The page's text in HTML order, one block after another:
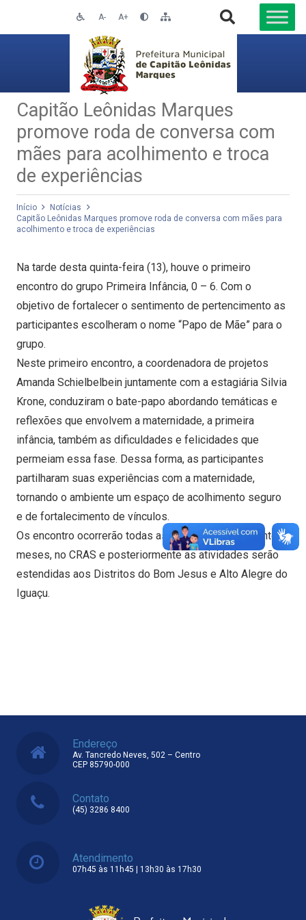
A- A+
Capitão Leônidas Marques
promove roda de conversa com
mães para acolhimento e troca
de experiências
Início
Notícias
Capitão Leônidas Marques promove roda de conversa com mães para
acolhimento e troca de experiências
Na tarde desta quinta-feira (13), houve o primeiro
encontro do grupo Primeira Infância, 0 – 6. Com o
objetivo de fortalecer o sentimento de pertencimento as
participantes escolheram o nome “Papo de Mãe” para o
grupo.
Neste primeiro encontro, a coordenadora de projetos
Amanda Schielbelbein juntamente com a estagiária Silvia
Krone, conduziram o bate-papo abordando temáticas e
reflexões que envolvem a maternidade, a primeira
infância, também as dificuldades e felicidades que
permeiam essa fase. Dessa forma, as participantes
partilharam suas experiências com a maternidade,
tornando o ambiente um espaço de acolhimento seguro
e de fortalecimento de vínculos.
Os encontro ocorrerão todas as quintas-feiras, durante 3
meses, no CRAS e posteriormente as atividades serão
estendidas aos Distritos do Bom Jesus e Alto Alegre do
Iguaçu.
Endereço
Av. Tancredo Neves, 502 – Centro
CEP 85790-000
Contato
(45) 3286 8400
Atendimento
07h45 às 11h45 | 13h30 às 17h30